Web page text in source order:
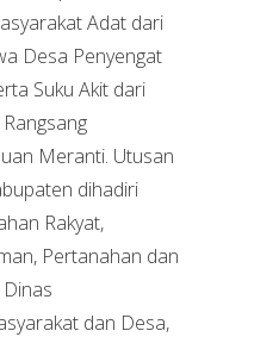
Adat dari
Desa Penyengat
Suku Akit dari
Meranti. Utusan
dihadiri
Rakyat,
Pertanahan dan
dan Desa,